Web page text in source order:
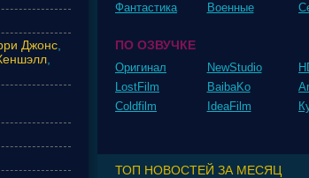
Джонс
Фантастика
Военные
ПО ОЗВУЧКЕ
Оригинал
LostFilm
Coldfilm
NewStudio
BaibaKo
IdeaFilm
ТОП НОВОСТЕЙ ЗА МЕСЯЦ